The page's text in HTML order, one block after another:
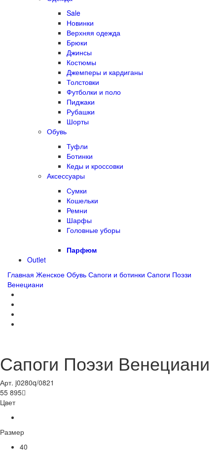
Sale
Новинки
Верхняя одежда
Брюки
Джинсы
Костюмы
Джемперы и кардиганы
Толстовки
Футболки и поло
Пиджаки
Рубашки
Шорты
Обувь
Туфли
Ботинки
Кеды и кроссовки
Аксессуары
Сумки
Кошельки
Ремни
Шарфы
Головные уборы
Парфюм
Outlet
Главная Женское Обувь Сапоги и ботинки Сапоги Поэзи
Венециани
Сапоги Поэзи Венециани
Арт. j0280q/0821
55 895
Цвет
Размер
40